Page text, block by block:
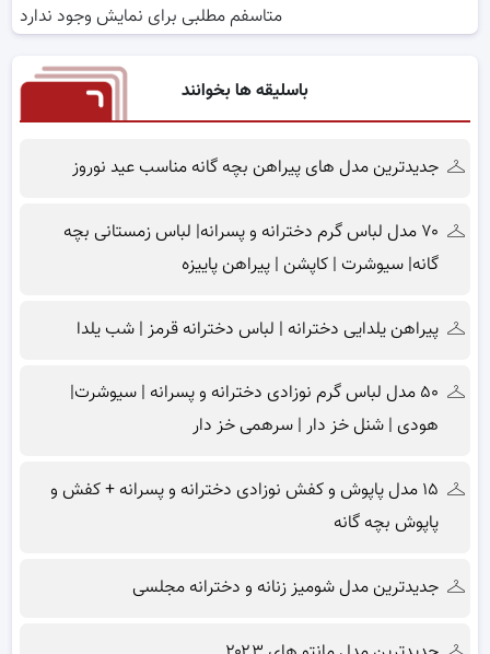
متاسفم مطلبی برای نمایش وجود ندارد
باسلیقه ها بخوانند
جدیدترین مدل های پیراهن بچه گانه مناسب عید نوروز
۷۰ مدل لباس گرم دخترانه و پسرانه| لباس زمستانی بچه
گانه| سیوشرت | کاپشن | پیراهن پاییزه
پیراهن یلدایی دخترانه | لباس دخترانه قرمز | شب یلدا
۵۰ مدل لباس گرم نوزادی دخترانه و پسرانه | سیوشرت|
هودی | شنل خز دار | سرهمی خز دار
۱۵ مدل پاپوش و کفش نوزادی دخترانه و پسرانه + کفش و
پاپوش بچه گانه
جدیدترین مدل شومیز زنانه و دخترانه مجلسی